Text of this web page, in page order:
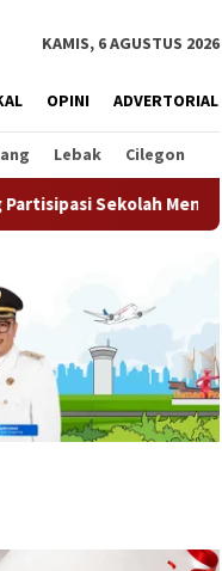
KAMIS, 6 AGUSTUS 2026
OPINI ADVERTORIAL
Lebak Cilegon
Meningkat